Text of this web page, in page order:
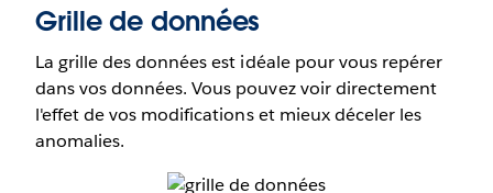
Grille de données
La grille des données est idéale pour vous repérer
dans vos données. Vous pouvez voir directement
l'effet de vos modifications et mieux déceler les
anomalies.